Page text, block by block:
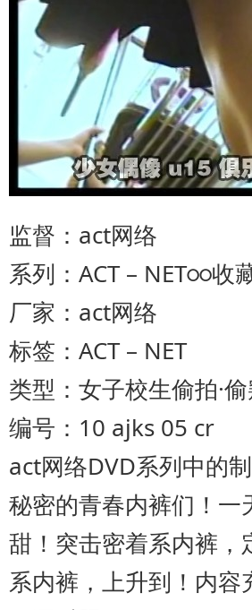
监督：act网络
系列：ACT – NET○○收
厂家：act网络
标签：ACT – NET
类型：女子校生偷拍·
编号：10 ajks 05 cr
act网络DVD系列中的
秘密的青春内裤们！
甜！突击密着系内裤
系内裤，上升到！内容